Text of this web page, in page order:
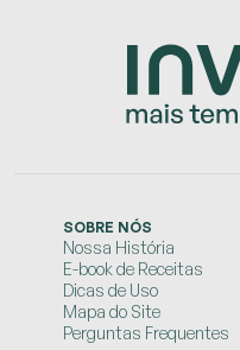
SOBRE NÓS
Nossa História
E-book de Receitas
Dicas de Uso
Mapa do Site
Perguntas Frequentes